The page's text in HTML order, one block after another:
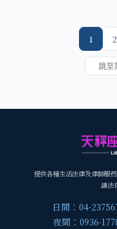
1 2
提供各種生活法律及律師服
讓法
日間：04-
夜間：0936-